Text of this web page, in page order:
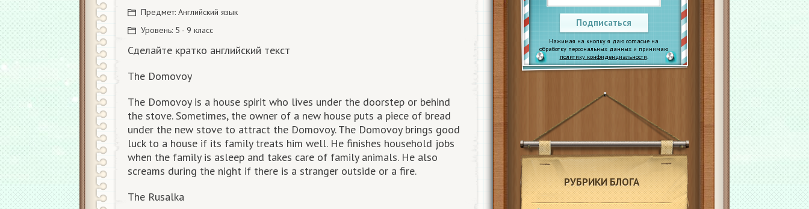
Подписаться
Нажимая на кнопку я даю согласие на
обработку персональных данных и принимаю
политику конфиденциальности.
РУБРИКИ БЛОГА
Предмет: Английский язык
Уровень: 5 - 9 класс
Сделайте кратко английский текст
The Domovoy
The Domovoy is a house spirit who lives under the doorstep or behind
the stove. Sometimes, the owner of a new house puts a piece of bread
under the new stove to attract the Domovoy. The Domovoy brings good
luck to a house if its family treats him well. He finishes household jobs
when the family is asleep and takes care of family animals. He also
screams during the night if there is a stranger outside or a fire.
The Rusalka